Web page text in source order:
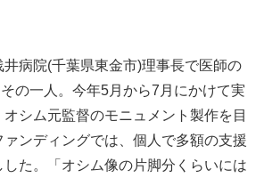
病院(千葉県東金市)理事長で医師の
の一人。今年5月から7月にかけて実
シム元監督のモニュメント製作を目
ンディングでは、個人で多額の支援
た。「オシム像の片脚分くらいには